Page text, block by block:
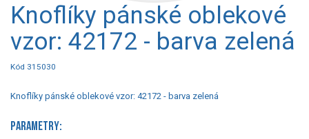
Knoflíky pánské oblekové
vzor: 42172 - barva zelená
Kód 315030
Knoflíky pánské oblekové vzor: 42172 - barva zelená
PARAMETRY: